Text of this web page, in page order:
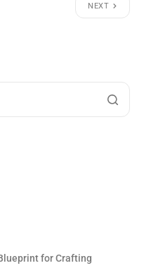
NEXT
for Crafting